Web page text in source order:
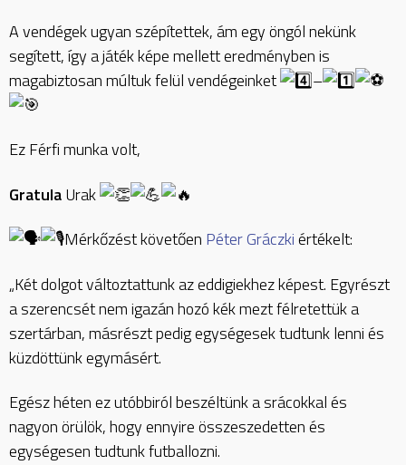
A vendégek ugyan szépítettek, ám egy öngól nekünk
segített, így a játék képe mellett eredményben is
magabiztosan múltuk felül vendégeinket
–
Ez Férfi munka volt,
GratulaUrak
Mérkőzést követően Péter Gráczkiértékelt:
„Két dolgot változtattunk az eddigiekhez képest. Egyrészt
a szerencsét nem igazán hozó kék mezt félretettük a
szertárban, másrészt pedig egységesek tudtunk lenni és
küzdöttünk egymásért.
Egész héten ez utóbbiról beszéltünk a srácokkal és
nagyon örülök, hogy ennyire összeszedetten és
egységesen tudtunk futballozni.